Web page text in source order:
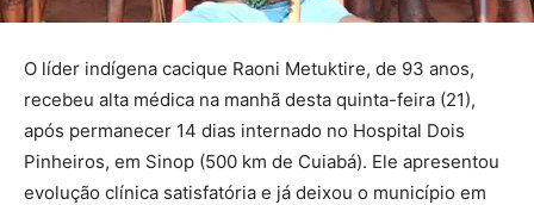
O líder indígena cacique Raoni Metuktire, de 93 anos,
recebeu alta médica na manhã desta quinta-feira (21),
após permanecer 14 dias internado no Hospital Dois
Pinheiros, em Sinop (500 km de Cuiabá). Ele apresentou
evolução clínica satisfatória e já deixou o município em